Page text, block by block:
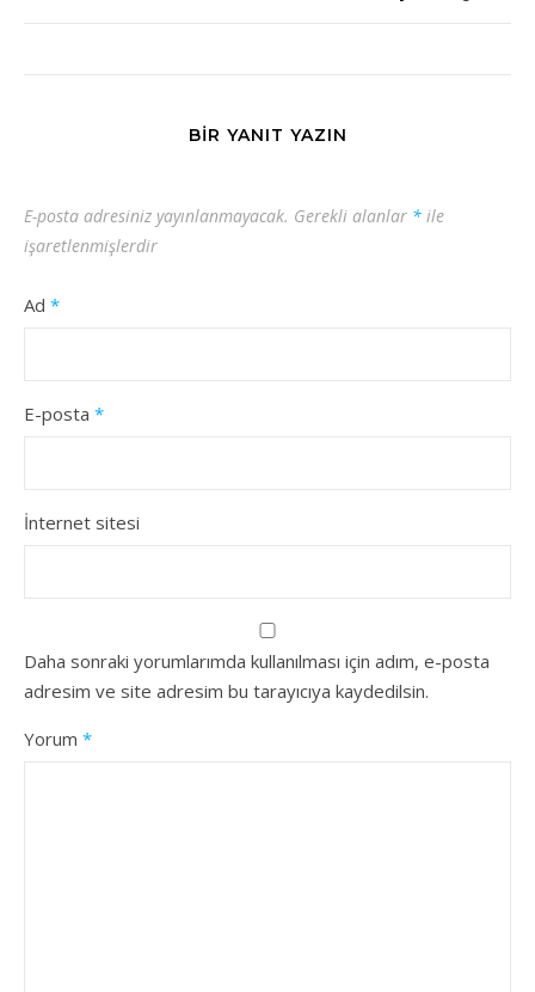
BIR YANIT YAZIN
E-posta adresiniz yayınlanmayacak. Gerekli alanlar * ile
işaretlenmişlerdir
Ad *
E-posta *
İnternet sitesi
Daha sonraki yorumlarımda kullanılması için adım, e-posta
adresim ve site adresim bu tarayıcıya kaydedilsin.
Yorum *